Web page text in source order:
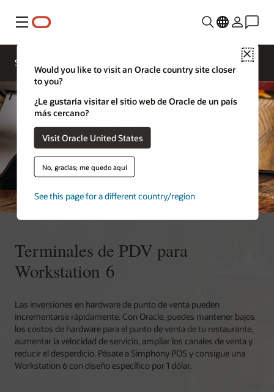
Menú
Close
Would you like to visit an Oracle country site closer
to you?
¿Le gustaría visitar el sitio web de Oracle de un país
más cercano?
Visit Oracle United States
No, gracias; me quedo aquí
See this page for a different country/region
Soluciones para restaurantes
Ponte en
contacto
con Oracle
Restaurants
Terminales de PDV para
Workstation 6
Las inversiones en hardware de punto de venta pueden
incrementarse rápidamente. Con Oracle, puedes mantener bajos
los costos de hardware para el punto de venta de tu restaurante,
aumentar la velocidad de servicio, ampliar los canales de venta y
reducir el desperdicio. Pásate a Simphony POS y consigue una
Workstation 6 con diseño específico por 1 dólar.